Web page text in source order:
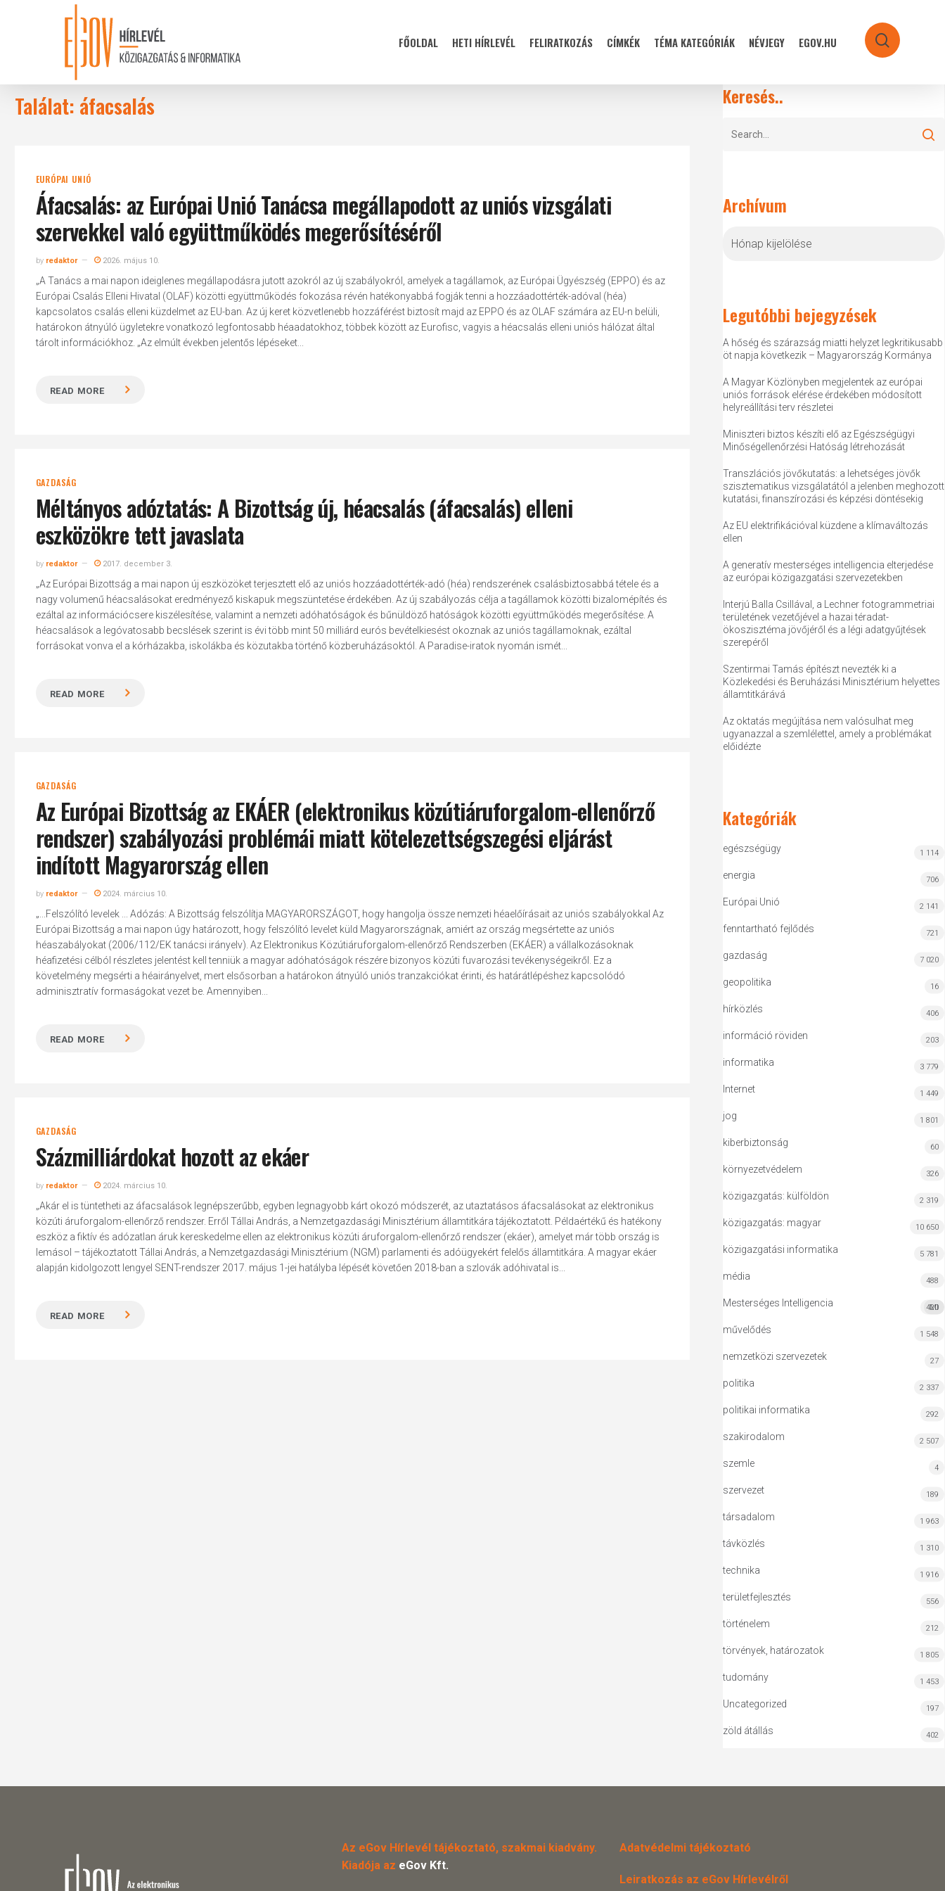
FŐOLDAL HETI HÍRLEVÉL FELIRATKOZÁS CÍMKÉK TÉMA KATEGÓRIÁK NÉVJEGY EGOV.HU search
Találat: áfacsalás
EURÓPAI UNIÓ
Áfacsalás: az Európai Unió Tanácsa megállapodott az uniós vizsgálati
szervekkel való együttműködés megerősítéséről
by redaktor 2026. május 10.
„A Tanács a mai napon ideiglenes megállapodásra jutott azokról az új szabályokról, amelyek a tagállamok, az Európai Ügyészség (EPPO) és az
Európai Csalás Elleni Hivatal (OLAF) közötti együttműködés fokozása révén hatékonyabbá fogják tenni a hozzáadottérték-adóval (héa)
kapcsolatos csalás elleni küzdelmet az EU-ban. Az új keret közvetlenebb hozzáférést biztosít majd az EPPO és az OLAF számára az EU-n belüli,
határokon átnyúló ügyletekre vonatkozó legfontosabb héaadatokhoz, többek között az Eurofisc, vagyis a héacsalás elleni uniós hálózat által
tárolt információkhoz. „Az elmúlt években jelentős lépéseket...
READ MORE
GAZDASÁG
Méltányos adóztatás: A Bizottság új, héacsalás (áfacsalás) elleni
eszközökre tett javaslata
by redaktor 2017. december 3.
„Az Európai Bizottság a mai napon új eszközöket terjesztett elő az uniós hozzáadottérték-adó (héa) rendszerének csalásbiztosabbá tétele és a
nagy volumenű héacsalásokat eredményező kiskapuk megszüntetése érdekében. Az új szabályozás célja a tagállamok közötti bizalomépítés és
ezáltal az információcsere kiszélesítése, valamint a nemzeti adóhatóságok és bűnüldöző hatóságok közötti együttműködés megerősítése. A
héacsalások a legóvatosabb becslések szerint is évi több mint 50 milliárd eurós bevételkiesést okoznak az uniós tagállamoknak, ezáltal
forrásokat vonva el a kórházakba, iskolákba és közutakba történő közberuházásoktól. A Paradise-iratok nyomán ismét...
READ MORE
GAZDASÁG
Az Európai Bizottság az EKÁER (elektronikus közútiáruforgalom-ellenőrző
rendszer) szabályozási problémái miatt kötelezettségszegési eljárást
indított Magyarország ellen
by redaktor 2024. március 10.
„...Felszólító levelek ... Adózás: A Bizottság felszólítja MAGYARORSZÁGOT, hogy hangolja össze nemzeti héaelőírásait az uniós szabályokkal Az
Európai Bizottság a mai napon úgy határozott, hogy felszólító levelet küld Magyarországnak, amiért az ország megsértette az uniós
héaszabályokat (2006/112/EK tanácsi irányelv). Az Elektronikus Közútiáruforgalom-ellenőrző Rendszerben (EKÁER) a vállalkozásoknak
héafizetési célból részletes jelentést kell tenniük a magyar adóhatóságok részére bizonyos közúti fuvarozási tevékenységeikről. Ez a
követelmény megsérti a héairányelvet, mert elsősorban a határokon átnyúló uniós tranzakciókat érinti, és határátlépéshez kapcsolódó
adminisztratív formaságokat vezet be. Amennyiben...
READ MORE
GAZDASÁG
Százmilliárdokat hozott az ekáer
by redaktor 2024. március 10.
„Akár el is tüntetheti az áfacsalások legnépszerűbb, egyben legnagyobb kárt okozó módszerét, az utaztatásos áfacsalásokat az elektronikus
közúti áruforgalom-ellenőrző rendszer. Erről Tállai András, a Nemzetgazdasági Minisztérium államtitkára tájékoztatott. Példaértékű és hatékony
eszköz a fiktív és adózatlan áruk kereskedelme ellen az elektronikus közúti áruforgalom-ellenőrző rendszer (ekáer), amelyet már több ország is
lemásol – tájékoztatott Tállai András, a Nemzetgazdasági Minisztérium (NGM) parlamenti és adóügyekért felelős államtitkára. A magyar ekáer
alapján kidolgozott lengyel SENT-rendszer 2017. május 1-jei hatályba lépését köve­tően 2018-ban a szlovák adóhivatal is...
READ MORE
Keresés..
Archívum
Legutóbbi bejegyzések
A hőség és szárazság miatti helyzet legkritikusabb
öt napja következik – Magyarország Kormánya
A Magyar Közlönyben megjelentek az európai
uniós források elérése érdekében módosított
helyreállítási terv részletei
Miniszteri biztos készíti elő az Egészségügyi
Minőségellenőrzési Hatóság létrehozását
Transzlációs jövőkutatás: a lehetséges jövők
szisztematikus vizsgálatától a jelenben meghozott
kutatási, finanszírozási és képzési döntésekig
Az EU elektrifikációval küzdene a klímaváltozás
ellen
A generatív mesterséges intelligencia elterjedése
az európai közigazgatási szervezetekben
Interjú Balla Csillával, a Lechner fotogrammetriai
területének vezetőjével a hazai téradat-
ökoszisztéma jövőjéről és a légi adatgyűjtések
szerepéről
Szentirmai Tamás építészt nevezték ki a
Közlekedési és Beruházási Minisztérium helyettes
államtitkárává
Az oktatás megújítása nem valósulhat meg
ugyanazzal a szemlélettel, amely a problémákat
előidézte
Kategóriák
egészségügy 1 114
energia 706
Európai Unió 2 141
fenntartható fejlődés 721
gazdaság 7 020
geopolitika 16
hírközlés 406
információ röviden 203
informatika 3 779
Internet 1 449
jog 1 801
kiberbiztonság 60
környezetvédelem 326
közigazgatás: külföldön 2 319
közigazgatás: magyar 10 650
közigazgatási informatika 5 781
média 488
Mesterséges Intelligencia MI
420
művelődés 1 548
nemzetközi szervezetek 27
politika 2 337
politikai informatika 292
szakirodalom 2 507
szemle 4
szervezet 189
társadalom 1 963
távközlés 1 310
technika 1 916
területfejlesztés 556
történelem 212
törvények, határozatok 1 805
tudomány 1 453
Uncategorized 197
zöld átállás 402
Az eGov Hírlevél tájékoztató, szakmai kiadvány.
Kiadója az eGov Kft.
Adatvédelmi tájékoztató
Leiratkozás az eGov Hírlevélről